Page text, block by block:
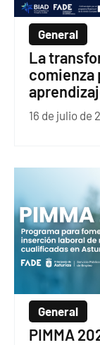
General
La
comienza
16 de julio de
General
PIMMA